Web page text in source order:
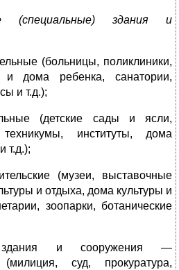
(специальные) здания и
(больницы, поликлиники,
и дома ребенка, санатории,
и т.д.);
(детские сады и ясли,
институты, дома
т.д.);
(музеи, выставочные
и отдыха, дома культуры и
зоопарки, ботанические
и сооружения —
(милиция, суд, прокуратура,